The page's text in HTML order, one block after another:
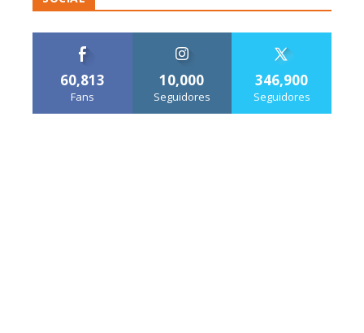
60,813
Fans
10,000
Seguidores
346,900
Seguidores